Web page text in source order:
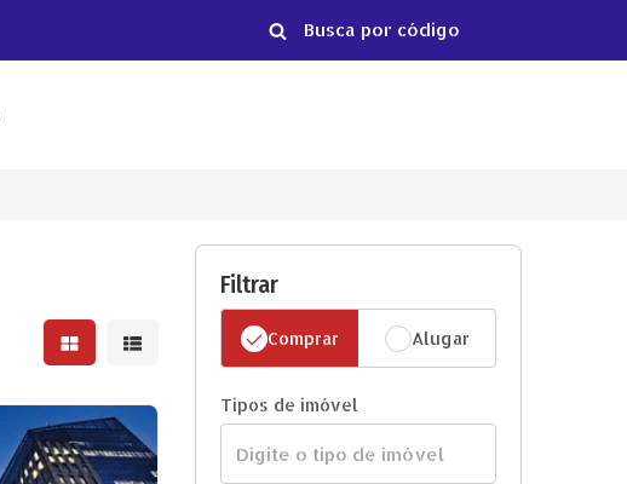
Mostrar resultados em grade
Mostrar resultados em lista
Filtrar
Comprar Alugar
Tipos de imóvel